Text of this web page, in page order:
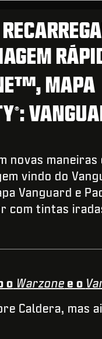
MAPA
®:
novas maneiras
vindo do
Vanguard e
com tintas
o Warzone e o
Caldera, mas